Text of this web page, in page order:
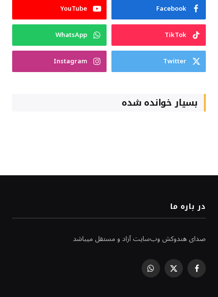
Facebook
YouTube
TikTok
WhatsApp
Twitter
Instagram
بسیار خوانده شده
در باره ما
صدای هندوکش وب‌سایت آزاد و مستقل میباشد
Facebook
X
WhatsApp